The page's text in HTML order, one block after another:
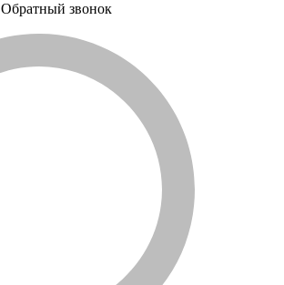
Обратный звонок